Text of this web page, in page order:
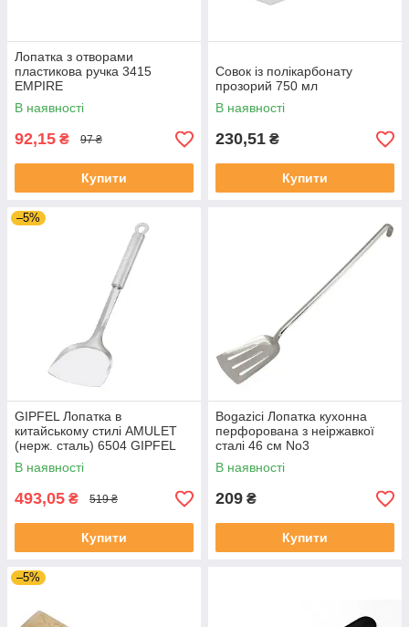
Лопатка з отворами
пластикова ручка 3415
EMPIRE
В наявності
92,15 ₴ 97 ₴
Купити
Совок із полікарбонату
прозорий 750 мл
В наявності
230,51 ₴
Купити
–5%
GIPFEL Лопатка в
китайському стилі AMULET
(нерж. сталь) 6504 GIPFEL
В наявності
493,05 ₴ 519 ₴
Купити
Bogazici Лопатка кухонна
перфорована з неіржавкої
сталі 46 см No3
В наявності
209 ₴
Купити
–5%